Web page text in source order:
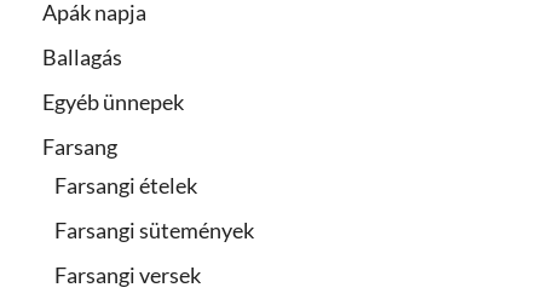
Apák napja
Ballagás
Egyéb ünnepek
Farsang
Farsangi ételek
Farsangi sütemények
Farsangi versek